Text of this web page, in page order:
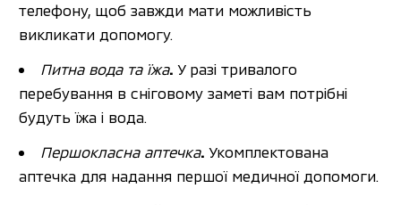
телефону, щоб завжди мати можливість
викликати допомогу.
Питна вода та їжа. У разі тривалого
перебування в сніговому заметі вам потрібні
будуть їжа і вода.
Першокласна аптечка. Укомплектована
аптечка для надання першої медичної допомоги.